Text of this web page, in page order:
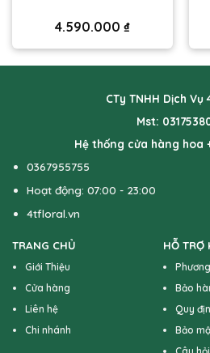
4.590.000 ₫
CTy TNHH Dịch Vụ
Mst:
Hệ thống cửa hàng hoa
0367955755
Hoạt động: 07:00 - 23:00
4tfloral.vn
TRANG CHỦ
Giới Thiệu
Cửa hàng
Liên hệ
Chi nhánh
HỖ TRỢ
Bảo
Quy
Bảo